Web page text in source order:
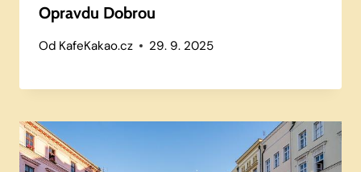
Opravdu Dobrou
Od KafeKakao.cz 29. 9. 2025